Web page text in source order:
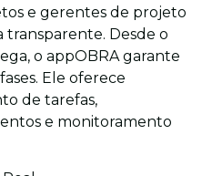
e gerentes de projeto
Desde o
o appOBRA garante
Ele oferece
de tarefas,
e monitoramento